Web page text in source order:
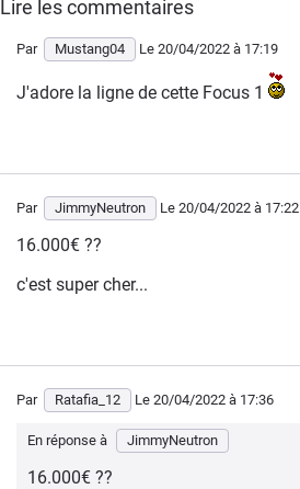
Lire les commentaires
Par Mustang04 Le 20/04/2022 à 17:19
J'adore la ligne de cette Focus 1
Par JimmyNeutron Le 20/04/2022 à 17:22
16.000€ ??
c'est super cher...
Par Ratafia_12 Le 20/04/2022 à 17:36
En réponse à JimmyNeutron
16.000€ ??